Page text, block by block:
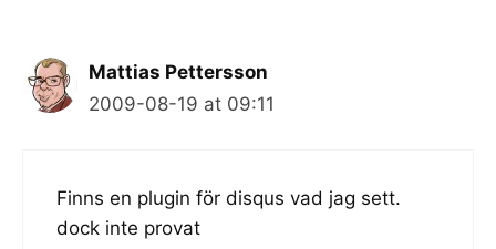
Mattias Pettersson
2009-08-19 at 09:11
Finns en plugin för disqus vad jag sett.
dock inte provat